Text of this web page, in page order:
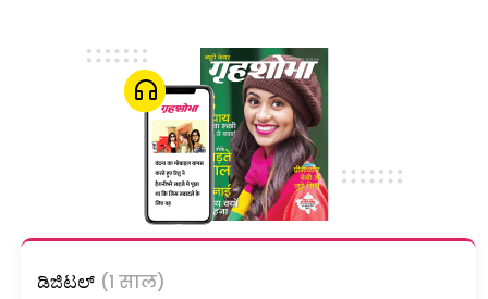
ಡಿಜಿಟಲ್ (1 साल)